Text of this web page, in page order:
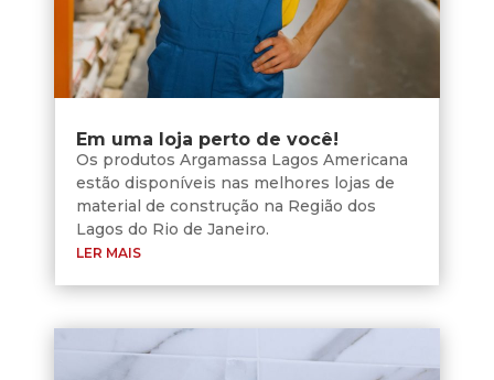
Em uma loja perto de você!
Os produtos Argamassa Lagos Americana
estão disponíveis nas melhores lojas de
material de construção na Região dos
Lagos do Rio de Janeiro.
LER MAIS